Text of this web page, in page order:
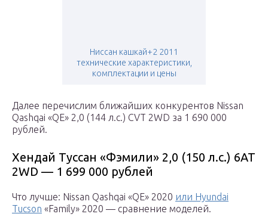
Ниссан кашкай+2 2011
технические характеристики,
комплектации и цены
Далее перечислим ближайших конкурентов Nissan
Qashqai «QE» 2,0 (144 л.с.) CVT 2WD за 1 690 000
рублей.
Хендай Туссан «Фэмили» 2,0 (150 л.с.) 6АТ
2WD — 1 699 000 рублей
Что лучше: Nissan Qashqai «QE» 2020 или Hyundai
Tucson «Family» 2020 — сравнение моделей.